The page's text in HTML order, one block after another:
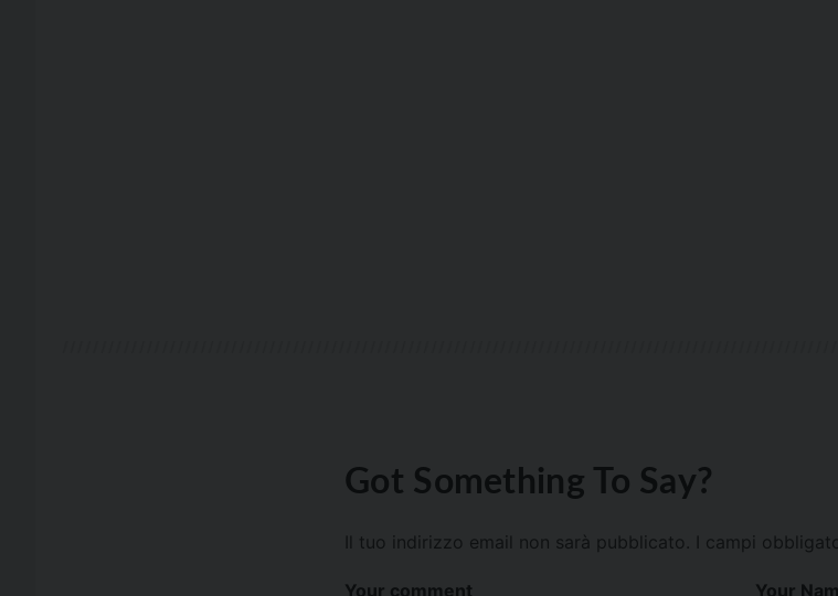
Got Something To Say?
Il tuo indirizzo email non sarà pubblicato. I campi
Your comment Your